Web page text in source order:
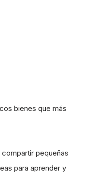
bienes que más
pequeñas
para aprender y